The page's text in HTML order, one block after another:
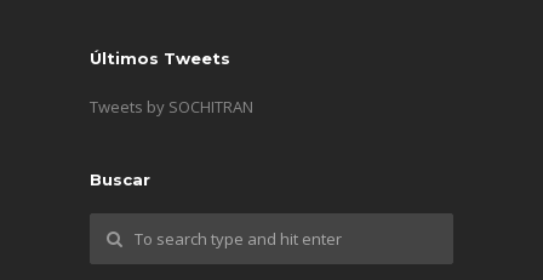
Últimos Tweets
Tweets by SOCHITRAN
Buscar